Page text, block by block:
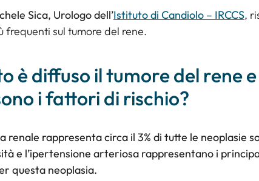
Sica, Urologo dell’Istituto di Candiolo – IRCCS,
frequenti sul tumore del rene.
è diffuso il tumore del rene e
i fattori di rischio?
renale rappresenta circa il 3% di tutte le neoplasie
e l’ipertensione arteriosa rappresentano i
questa neoplasia.